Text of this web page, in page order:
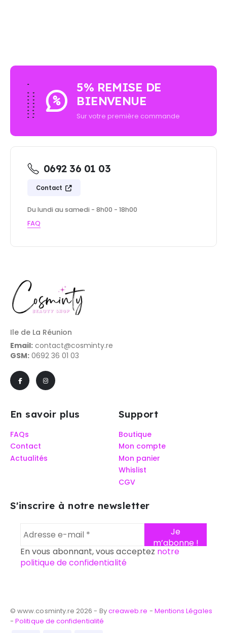
5% REMISE DE
BIENVENUE
Sur votre première commande
0692 36 01 03
Contact
Du lundi au samedi - 8h00 - 18h00
FAQ
Ile de La Réunion
Email: contact@cosminty.re
GSM: 0692 36 01 03
En savoir plus
FAQs
Contact
Actualités
Support
Boutique
Mon compte
Mon panier
Whislist
CGV
S'inscrire à notre newsletter
En vous abonnant, vous acceptez notre
politique de confidentialité
© www.cosminty.re 2026 - Bycreaweb.re - Mentions Légales
-Politique de confidentialité